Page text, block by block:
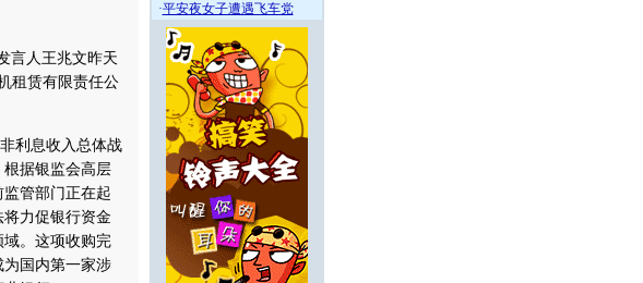
言人王兆文昨天
租赁有限责任公
利息收入总体战
根据银监会高层
管部门正在起
力促银行资金
。这项收购完
为国内第一家涉
·平安夜女子遭遇飞车党